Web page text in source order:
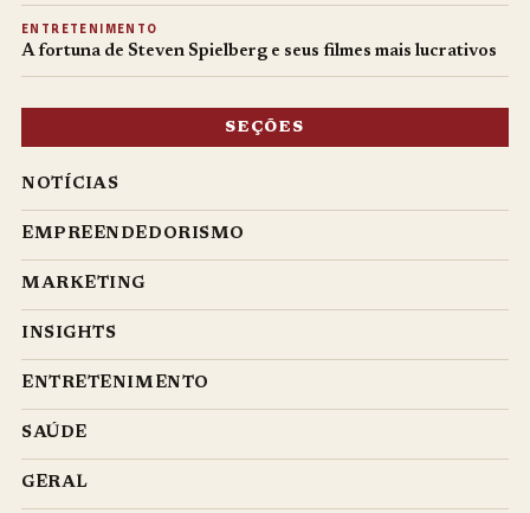
ENTRETENIMENTO
A fortuna de Steven Spielberg e seus filmes mais lucrativos
SEÇÕES
NOTÍCIAS
EMPREENDEDORISMO
MARKETING
INSIGHTS
ENTRETENIMENTO
SAÚDE
GERAL